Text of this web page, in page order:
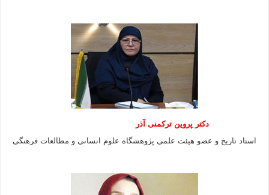
دکتر پروین ترکمنی آذر
استاد تاریخ و عضو هیئت علمی پژوهشگاه علوم انسانی و مطالعات فرهنگى